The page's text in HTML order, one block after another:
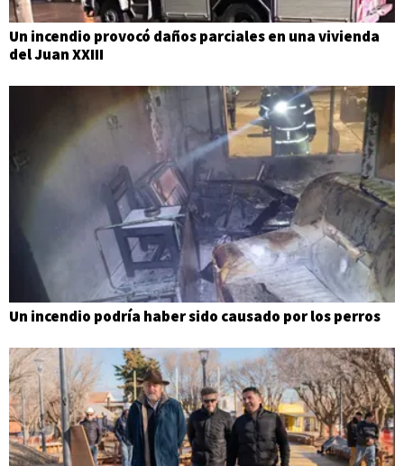
Un incendio provocó daños parciales en una vivienda
del Juan XXIII
Un incendio podría haber sido causado por los perros